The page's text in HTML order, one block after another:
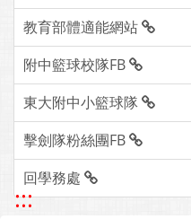
教育部體適能網站
附中籃球校隊FB
東大附中小籃球隊
擊劍隊粉絲團FB
回學務處
:::